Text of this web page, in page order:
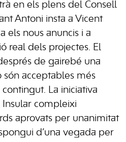
en els plens del Consell
Antoni insta a Vicent
els nous anuncis i a
real dels projectes. El
de gairebé una
són acceptables més
La iniciativa
compleixi
aprovats per unanimitat
d’una vegada per